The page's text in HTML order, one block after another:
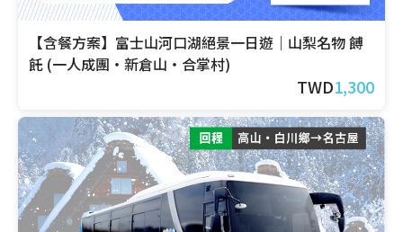
【含餐方案】富士山河口湖絕景一日遊｜山梨名物 餺
飥 (一人成團・新倉山・合掌村)
TWD1,300